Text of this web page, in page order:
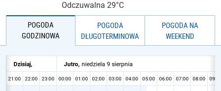
Odczuwalna 29°C
POGODA
GODZINOWA
POGODA
DŁUGOTERMINOWA
POGODA NA
WEEKEND